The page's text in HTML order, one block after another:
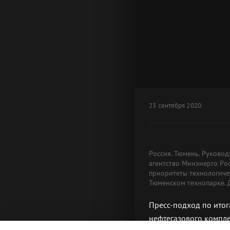
23 сентября 2020
Россия. Тюмень.
агентство Минэнерго
приоритеты
Тюменском технопарке.
Пресс-подход по
нефтегазового